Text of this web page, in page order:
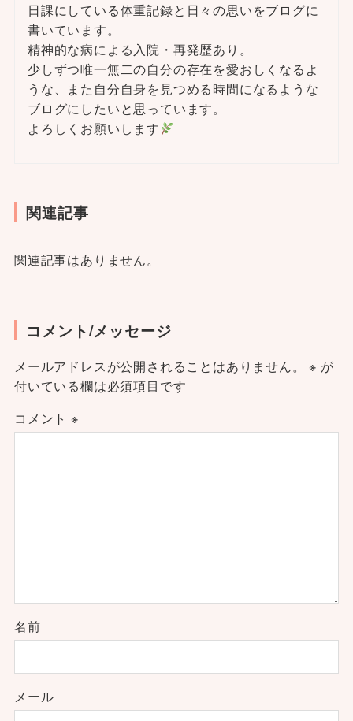
日課にしている体重記録と日々の思いをブログに
書いています。
精神的な病による入院・再発歴あり。
少しずつ唯一無二の自分の存在を愛おしくなるよ
うな、また自分自身を見つめる時間になるような
ブログにしたいと思っています。
よろしくお願いします
関連記事
関連記事はありません。
コメント/メッセージ
メールアドレスが公開されることはありません。 ※ が
付いている欄は必須項目です
コメント ※
名前
メール